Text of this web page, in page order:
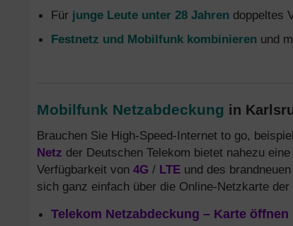
Für junge Leute unter 28 Jahren doppeltes
Festnetz und Mobilfunk kombinieren und
Mobilfunk Netzabdeckung in
Brauchen Sie High-Speed-Internet to go,
Netz der Deutschen Telekom bietet nahezu
Verfügbarkeit von 4G / LTE und des brandneuen
sich ganz einfach über die Online-Netzkarte der
Telekom Netzabdeckung – Karte öffnen